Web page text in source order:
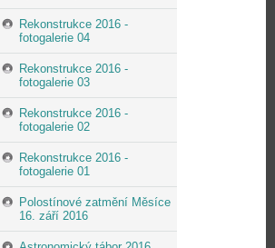
Rekonstrukce 2016 -
fotogalerie 04
Rekonstrukce 2016 -
fotogalerie 03
Rekonstrukce 2016 -
fotogalerie 02
Rekonstrukce 2016 -
fotogalerie 01
Polostínové zatmění Měsíce
16. září 2016